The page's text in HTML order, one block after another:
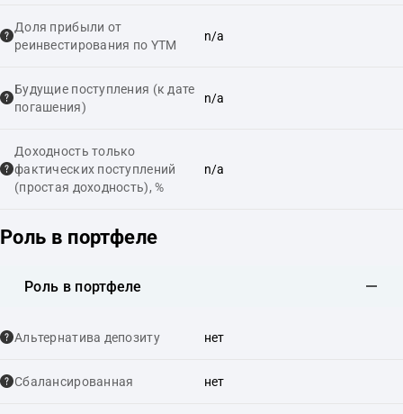
Доля прибыли от
реинвестирования по YTM
n/a
Будущие поступления (к дате
погашения)
n/a
Доходность только
фактических поступлений
(простая доходность), %
n/a
Роль в портфеле
Роль в портфеле
Альтернатива депозиту нет
Сбалансированная нет